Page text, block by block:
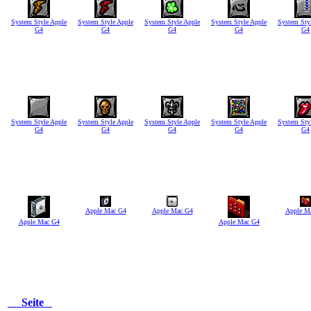
System Style Apple
G4
System Style Apple
G4
System Style Apple
G4
System Style Apple
G4
System
G4
System Style Apple
G4
System Style Apple
G4
System Style Apple
G4
System Style Apple
G4
System
G4
Apple Mac G4
Apple Mac G4
Apple Mac G4
Apple Mac G4
Apple
Seite